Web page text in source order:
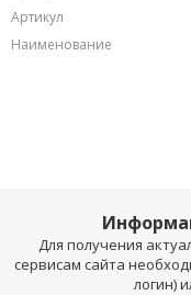
Артикул
Наименование
Для получения
сервисам сайта
логин)